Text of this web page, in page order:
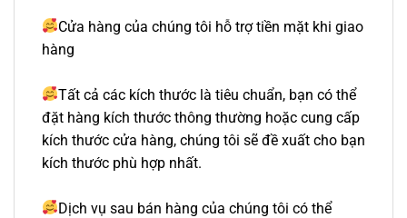
Cửa hàng của chúng tôi hỗ trợ tiền mặt khi giao
hàng
Tất cả các kích thước là tiêu chuẩn, bạn có thể
đặt hàng kích thước thông thường hoặc cung cấp
kích thước cửa hàng, chúng tôi sẽ đề xuất cho bạn
kích thước phù hợp nhất.
Dịch vụ sau bán hàng của chúng tôi có thể